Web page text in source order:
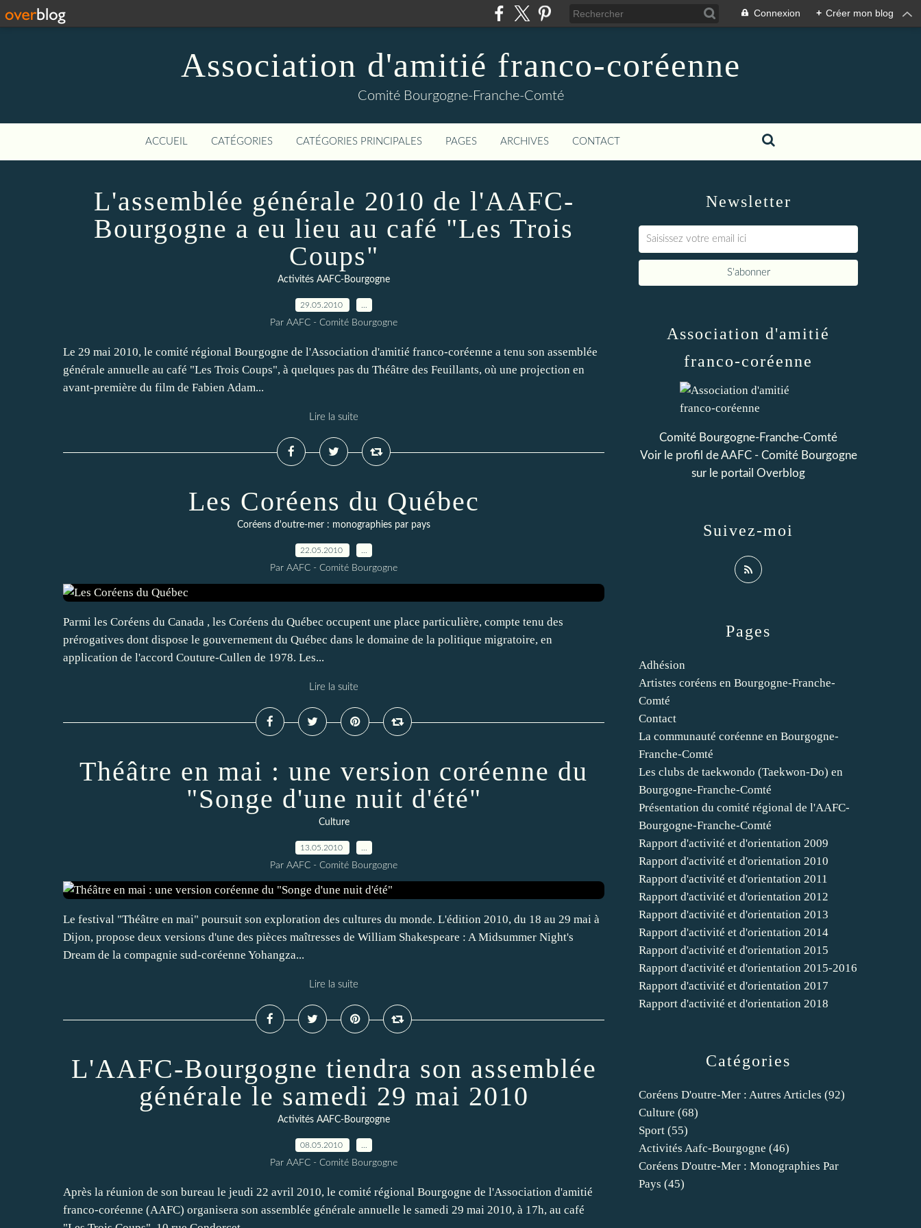
Connexion + Créer mon blog
Association d'amitié franco-coréenne
Comité Bourgogne-Franche-Comté
ACCUEIL CATÉGORIES CATÉGORIES PRINCIPALES PAGES ARCHIVES CONTACT
L'assemblée générale 2010 de l'AAFC-
Bourgogne a eu lieu au café "Les Trois
Coups"
Activités AAFC-Bourgogne
29.05.2010
Par AAFC - Comité Bourgogne
Le 29 mai 2010, le comité régional Bourgogne de l'Association d'amitié franco-coréenne a tenu son assemblée
générale annuelle au café "Les Trois Coups", à quelques pas du Théâtre des Feuillants, où une projection en
avant-première du film de Fabien Adam...
Lire la suite
Les Coréens du Québec
Coréens d'outre-mer : monographies par pays
22.05.2010
Par AAFC - Comité Bourgogne
Parmi les Coréens du Canada , les Coréens du Québec occupent une place particulière, compte tenu des
prérogatives dont dispose le gouvernement du Québec dans le domaine de la politique migratoire, en
application de l'accord Couture-Cullen de 1978. Les...
Lire la suite
Théâtre en mai : une version coréenne du
"Songe d'une nuit d'été"
Culture
13.05.2010
Par AAFC - Comité Bourgogne
Le festival "Théâtre en mai" poursuit son exploration des cultures du monde. L'édition 2010, du 18 au 29 mai à
Dijon, propose deux versions d'une des pièces maîtresses de William Shakespeare : A Midsummer Night's
Dream de la compagnie sud-coréenne Yohangza...
Lire la suite
L'AAFC-Bourgogne tiendra son assemblée
générale le samedi 29 mai 2010
Activités AAFC-Bourgogne
08.05.2010
Par AAFC - Comité Bourgogne
Après la réunion de son bureau le jeudi 22 avril 2010, le comité régional Bourgogne de l'Association d'amitié
franco-coréenne (AAFC) organisera son assemblée générale annuelle le samedi 29 mai 2010, à 17h, au café
Newsletter
Catégories
Coréens D'outre-Mer : Autres Articles (92)
Culture (68)
Sport (55)
Activités Aafc-Bourgogne (46)
Coréens D'outre-Mer : Monographies Par
Pays (45)
Pages
Adhésion
Artistes coréens en Bourgogne-Franche-
Comté
Contact
La communauté coréenne en Bourgogne-
Franche-Comté
Les clubs de taekwondo (Taekwon-Do) en
Bourgogne-Franche-Comté
Présentation du comité régional de l'AAFC-
Bourgogne-Franche-Comté
Rapport d'activité et d'orientation 2009
Rapport d'activité et d'orientation 2010
Rapport d'activité et d'orientation 2011
Rapport d'activité et d'orientation 2012
Rapport d'activité et d'orientation 2013
Rapport d'activité et d'orientation 2014
Rapport d'activité et d'orientation 2015
Rapport d'activité et d'orientation 2015-2016
Rapport d'activité et d'orientation 2017
Rapport d'activité et d'orientation 2018
Association d'amitié
franco-coréenne
Comité Bourgogne-Franche-Comté
Voir le profil deAAFC - Comité Bourgogne
sur le portail Overblog
Suivez-moi